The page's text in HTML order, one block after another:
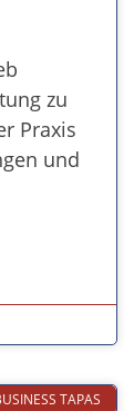
zu
Praxis
und
TAPAS